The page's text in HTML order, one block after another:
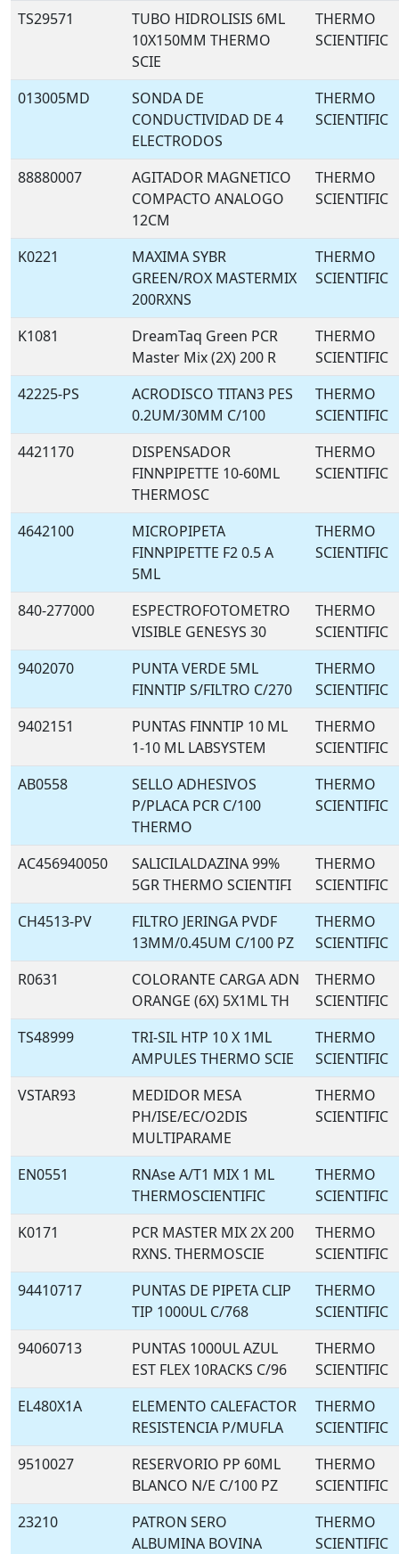
TS29571
TUBO HIDROLISIS 6ML
10X150MM THERMO
SCIE
THERMO
SCIENTIFIC
013005MD
SONDA DE
CONDUCTIVIDAD DE 4
ELECTRODOS
THERMO
SCIENTIFIC
88880007
AGITADOR MAGNETICO
COMPACTO ANALOGO
12CM
THERMO
SCIENTIFIC
K0221
MAXIMA SYBR
GREEN/ROX MASTERMIX
200RXNS
THERMO
SCIENTIFIC
K1081
DreamTaq Green PCR
Master Mix (2X) 200 R
THERMO
SCIENTIFIC
42225-PS
ACRODISCO TITAN3 PES
0.2UM/30MM C/100
THERMO
SCIENTIFIC
4421170
DISPENSADOR
FINNPIPETTE 10-60ML
THERMOSC
THERMO
SCIENTIFIC
4642100
MICROPIPETA
FINNPIPETTE F2 0.5 A
5ML
THERMO
SCIENTIFIC
840-277000
ESPECTROFOTOMETRO
VISIBLE GENESYS 30
THERMO
SCIENTIFIC
9402070
PUNTA VERDE 5ML
FINNTIP S/FILTRO C/270
THERMO
SCIENTIFIC
9402151
PUNTAS FINNTIP 10 ML
1-10 ML LABSYSTEM
THERMO
SCIENTIFIC
AB0558
SELLO ADHESIVOS
P/PLACA PCR C/100
THERMO
THERMO
SCIENTIFIC
AC456940050
SALICILALDAZINA 99%
5GR THERMO SCIENTIFI
THERMO
SCIENTIFIC
CH4513-PV
FILTRO JERINGA PVDF
13MM/0.45UM C/100 PZ
THERMO
SCIENTIFIC
R0631
COLORANTE CARGA ADN
ORANGE (6X) 5X1ML TH
THERMO
SCIENTIFIC
TS48999
TRI-SIL HTP 10 X 1ML
AMPULES THERMO SCIE
THERMO
SCIENTIFIC
VSTAR93
MEDIDOR MESA
PH/ISE/EC/O2DIS
MULTIPARAME
THERMO
SCIENTIFIC
EN0551
RNAse A/T1 MIX 1 ML
THERMOSCIENTIFIC
THERMO
SCIENTIFIC
K0171
PCR MASTER MIX 2X 200
RXNS. THERMOSCIE
THERMO
SCIENTIFIC
94410717
PUNTAS DE PIPETA CLIP
TIP 1000UL C/768
THERMO
SCIENTIFIC
94060713
PUNTAS 1000UL AZUL
EST FLEX 10RACKS C/96
THERMO
SCIENTIFIC
EL480X1A
ELEMENTO CALEFACTOR
RESISTENCIA P/MUFLA
THERMO
SCIENTIFIC
9510027
RESERVORIO PP 60ML
BLANCO N/E C/100 PZ
THERMO
SCIENTIFIC
23210
PATRON SERO
ALBUMINA BOVINA
THERMO
SCIENTIFIC